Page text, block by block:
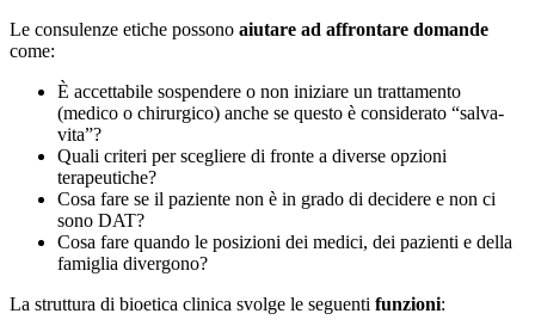
Le consulenze etiche possono aiutare ad affrontare domande
come:
È accettabile sospendere o non iniziare un trattamento
(medico o chirurgico) anche se questo è considerato “salva-
vita”?
Quali criteri per scegliere di fronte a diverse opzioni
terapeutiche?
Cosa fare se il paziente non è in grado di decidere e non ci
sono DAT?
Cosa fare quando le posizioni dei medici, dei pazienti e della
famiglia divergono?
La struttura di bioetica clinica svolge le seguenti funzioni: